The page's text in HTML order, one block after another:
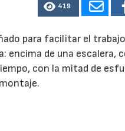
419
para facilitar el
de una escalera,
con la mitad de